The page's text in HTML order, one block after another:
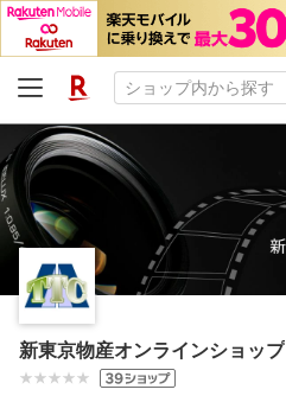
新東京物産オンラインショップ